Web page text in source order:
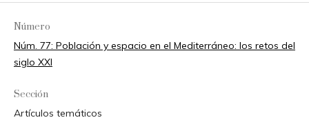
Número
Núm. 77: Población y espacio en el Mediterráneo: los retos del
siglo XXI
Sección
Artículos temáticos